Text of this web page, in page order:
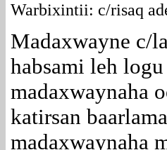
Warbixintii: c/risaq
Madaxwayne c/
habsami leh
madaxwaynaha
katirsan
madaxwaynaha